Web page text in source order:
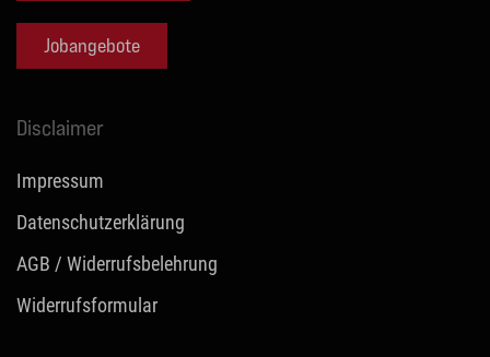
Jobangebote
Disclaimer
Impressum
Datenschutzerklärung
AGB / Widerrufsbelehrung
Widerrufsformular